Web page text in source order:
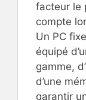
facteur le
compte
Un PC
équipé
gamme,
d’une
garantir